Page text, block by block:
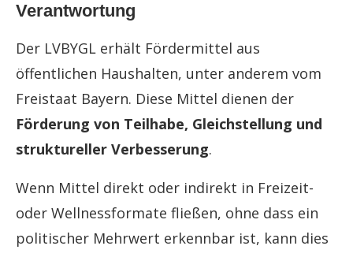
Verantwortung
Der LVBYGL erhält Fördermittel aus
öffentlichen Haushalten, unter anderem vom
Freistaat Bayern. Diese Mittel dienen der
Förderung von Teilhabe, Gleichstellung und
struktureller Verbesserung.
Wenn Mittel direkt oder indirekt in Freizeit-
oder Wellnessformate fließen, ohne dass ein
politischer Mehrwert erkennbar ist, kann dies